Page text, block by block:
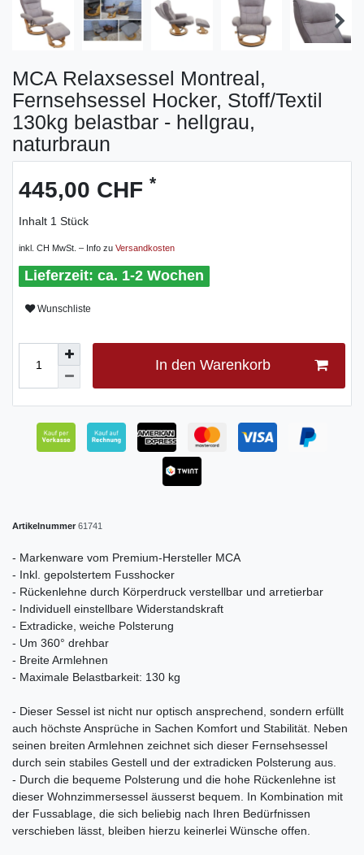
MCA Relaxsessel Montreal,
Fernsehsessel Hocker, Stoff/Textil
130kg belastbar - hellgrau,
naturbraun
445,00 CHF *
Inhalt 1 Stück
inkl. CH MwSt. – Info zu Versandkosten
ca. 1-2 Wochen
Wunschliste
In den Warenkorb
Artikelnummer 61741
- Markenware vom Premium-Hersteller MCA
- Inkl. gepolstertem Fusshocker
- Rückenlehne durch Körperdruck verstellbar und arretierbar
- Individuell einstellbare Widerstandskraft
- Extradicke, weiche Polsterung
- Um 360° drehbar
- Breite Armlehnen
- Maximale Belastbarkeit: 130 kg
- Dieser Sessel ist nicht nur optisch ansprechend, sondern erfüllt
auch höchste Ansprüche in Sachen Komfort und Stabilität. Neben
seinen breiten Armlehnen zeichnet sich dieser Fernsehsessel
durch sein stabiles Gestell und der extradicken Polsterung aus.
- Durch die bequeme Polsterung und die hohe Rückenlehne ist
dieser Wohnzimmersessel äusserst bequem. In Kombination mit
der Fussablage, die sich beliebig nach Ihren Bedürfnissen
verschieben lässt, bleiben hierzu keinerlei Wünsche offen.